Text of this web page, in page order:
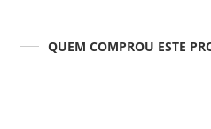
QUEM COMPROU ESTE